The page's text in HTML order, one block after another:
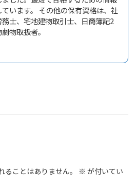
ています。 その他の保有資格は、社
士、宅地建物取引士、日商簿記2
物取扱者。
ことはありません。 ※ が付いてい